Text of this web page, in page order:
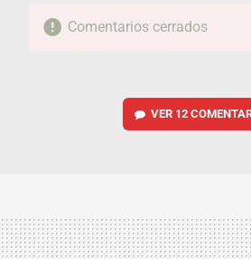
Comentarios cerrados
VER 12